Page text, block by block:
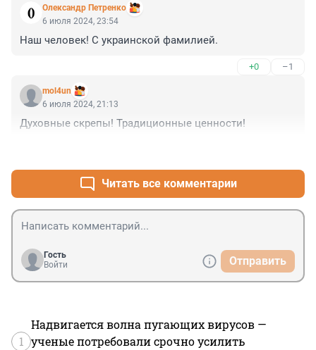
Олександр Петренко
6 июля 2024, 23:54
Наш человек! С украинской фамилией.
+0 –1
mol4un
6 июля 2024, 21:13
Духовные скрепы! Традиционные ценности!
Читать все комментарии
Гость
Войти
Отправить
1
Надвигается волна пугающих вирусов —
ученые потребовали срочно усилить